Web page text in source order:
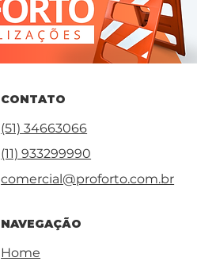
CONTATO
(51) 34663066
(11) 933299990
comercial@proforto.com.br
NAVEGAÇÃO
Home